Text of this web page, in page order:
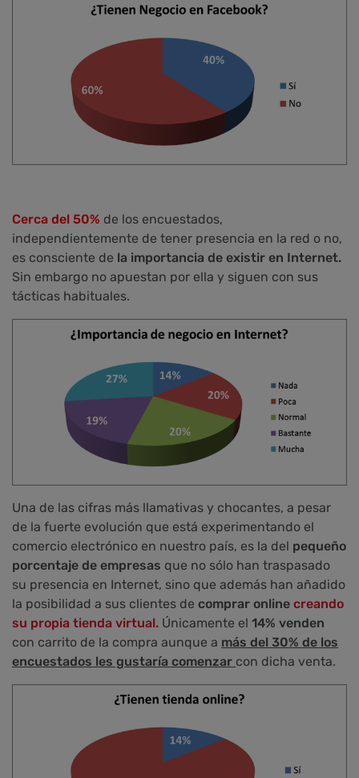
Cerca del 50% de los encuestados,
independientemente de tener presencia en la red o no,
es consciente de la importancia de existir en Internet.
Sin embargo no apuestan por ella y siguen con sus
tácticas habituales.
Una de las cifras más llamativas y chocantes, a pesar
de la fuerte evolución que está experimentando el
comercio electrónico en nuestro país, es la del pequeño
porcentaje de empresas que no sólo han traspasado
su presencia en Internet, sino que además han añadido
la posibilidad a sus clientes de comprar online creando
su propia tienda virtual. Únicamente el 14% venden
con carrito de la compra aunque a más del 30% de los
encuestados les gustaría comenzar con dicha venta.